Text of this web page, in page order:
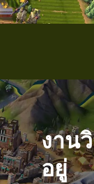
งาน
อยู่